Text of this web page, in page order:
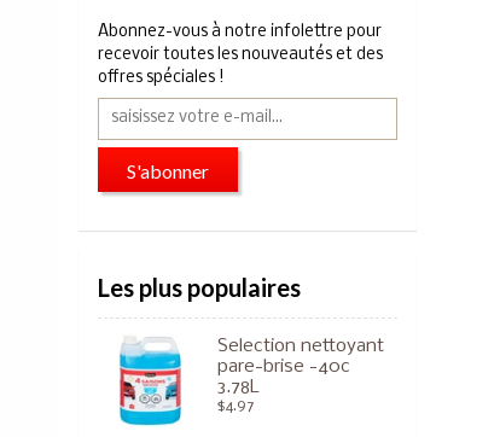
Abonnez-vous à notre infolettre pour
recevoir toutes les nouveautés et des
offres spéciales !
S'abonner
Les plus populaires
Selection nettoyant
pare-brise -40c
3.78L
$4.97